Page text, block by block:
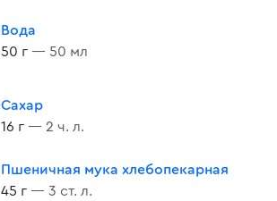
Вода
50 г — 50 мл
Сахар
16 г — 2 ч. л.
Пшеничная мука хлебопекарная
45 г — 3 ст. л.